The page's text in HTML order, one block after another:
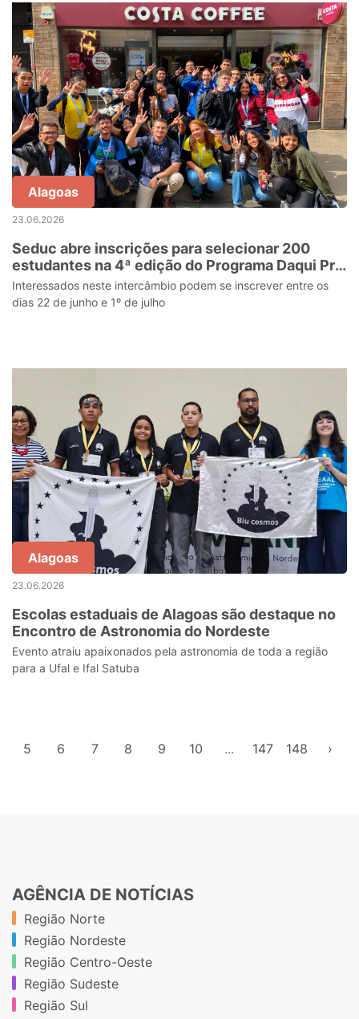
Alagoas
23.06.2026
Seduc abre inscrições para selecionar 200
estudantes na 4ª edição do Programa Daqui Pra
o Mundo
Interessados neste intercâmbio podem se inscrever entre os
dias 22 de junho e 1º de julho
Alagoas
23.06.2026
Escolas estaduais de Alagoas são destaque no
Encontro de Astronomia do Nordeste
Evento atraiu apaixonados pela astronomia de toda a região
para a Ufal e Ifal Satuba
5 6 7 8 9 10 ... 147 148 ›
AGÊNCIA DE NOTÍCIAS
Região Norte
Região Nordeste
Região Centro-Oeste
Região Sudeste
Região Sul